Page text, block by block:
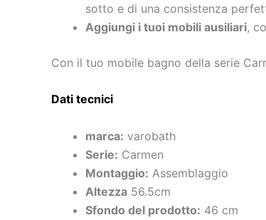
sotto e di una consistenza
Aggiungi i tuoi mobili ausiliari,
Con il tuo mobile bagno della serie
Dati tecnici
marca: varobath
Serie: Carmen
Montaggio: Assemblaggio
Altezza 56.5cm
Sfondo del prodotto: 46 cm